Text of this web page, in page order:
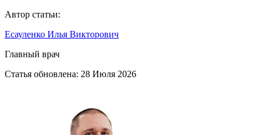
Автор статьи:
Есауленко Илья Викторович
Главный врач
Статья обновлена: 28 Июля 2026